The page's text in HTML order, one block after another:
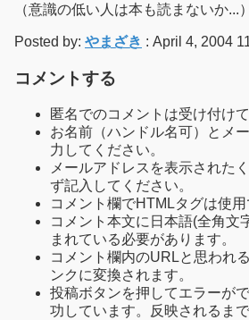
（意識の低い人は本も読まないか...）
Posted by: やまざき : April 4, 2004
コメントする
匿名でのコメントは受け付け
お名前（ハンドル名可）とメ
力してください。
メールアドレスを表示された
ず記入してください。
コメント欄でHTMLタグは使用
コメント本文に日本語(全角文
まれている必要があります。
コメント欄内のURLと思われ
ンクに変換されます。
投稿ボタンを押してエラーが
功しています。反映されるま